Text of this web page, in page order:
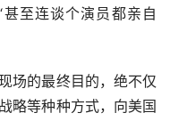
至连谈个演员都亲自
场的最终目的，绝不仅
略等种种方式，向美国